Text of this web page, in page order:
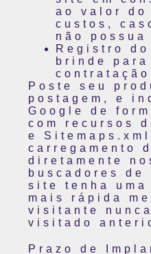
ao valor do
custos,
não possua
Registro
brinde
Poste seu
postagem, e
Google de
com recursos
e
carregamento
diretamente
buscadores de
site tenha uma
mais rápida
visitante
visitado
Prazo de